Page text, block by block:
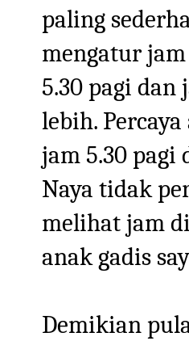
paling
mengatur
5.30 pagi dan
lebih.
jam 5.30 pagi
Naya tidak
melihat jam
anak gadis
Demikian